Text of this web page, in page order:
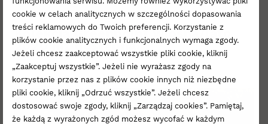
NOWE KOLEKCJE
Kolekcja Greenpoint wiosna/lato
2020 już dostępna!
cookie w celach analitycznych w szczególności dopasowania
treści reklamowych do Twoich preferencji. Korzystanie z
plików cookie analitycznych i funkcjonalnych wymaga zgody.
Jeżeli chcesz zaakceptować wszystkie pliki cookie, kliknij
„Zaakceptuj wszystkie”. Jeżeli nie wyrażasz zgody na
korzystanie przez nas z plików cookie innych niż niezbędne
pliki cookie, kliknij „Odrzuć wszystkie”. Jeżeli chcesz
dostosować swoje zgody, kliknij „Zarządzaj cookies”. Pamiętaj,
że każdą z wyrażonych zgód możesz wycofać w każdym